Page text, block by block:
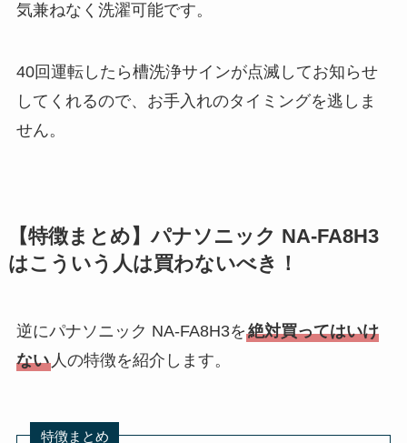
気兼ねなく洗濯可能です。
40回運転したら槽洗浄サインが点滅してお知らせ
してくれるので、お手入れのタイミングを逃しま
せん。
【特徴まとめ】パナソニック NA-FA8H3
はこういう人は買わないべき！
逆にパナソニック NA-FA8H3を絶対買ってはいけ
ない人の特徴を紹介します。
特徴まとめ